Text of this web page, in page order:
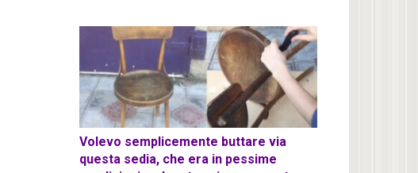
Volevo semplicemente buttare via
questa sedia, che era in pessime